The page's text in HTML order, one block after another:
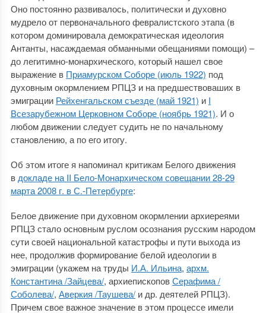
Оно постоянно развивалось, политически и духовно
мудрело от первоначального февралистского этапа (в
котором доминировала демократическая идеология
Антанты, насаждаемая обманными обещаниями помощи) –
до легитимно-монархического, который нашел свое
выражение в Приамурском Соборе (июль 1922) под
духовным окормлением РПЦЗ и на предшествоваших в
эмиграции Рейхенгальском съезде (май 1921) и I
Всезарубежном Церковном Соборе (ноябрь 1921). И о
любом движении следует судить не по начальному
становлению, а по его итогу.
Об этом итоге я напоминал критикам Белого движения
в докладе на II Бело-Монархическом совещании 28-29
марта 2008 г. в С.-Петербурге:
Белое движение при духовном окормлении архиереями
РПЦЗ стало основным руслом осознания русским народом
сути своей национальной катастрофы и пути выхода из
нее, продолжив формирование белой идеологии в
эмиграции (укажем на труды И.А. Ильина, архм.
Константина /Зайцева/, архиепископовСерафима /
Соболева/, Аверкия /Таушева/и др. деятелей РПЦЗ).
Причем свое важное значение в этом процессе имели